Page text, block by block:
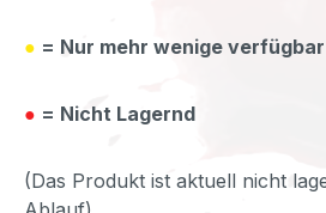
● = Nur mehr wenige verfügbar
● = Nicht Lagernd
(Das Produkt ist aktuell nicht